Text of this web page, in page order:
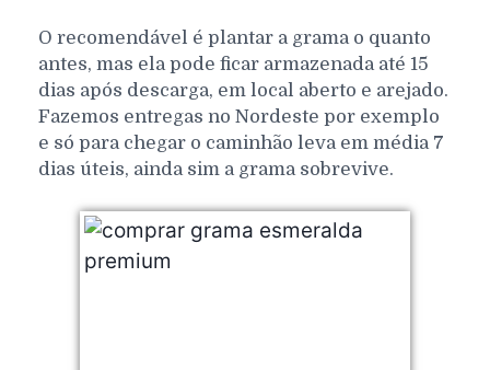
O recomendável é plantar a grama o quanto
antes, mas ela pode ficar armazenada até 15
dias após descarga, em local aberto e arejado.
Fazemos entregas no Nordeste por exemplo
e só para chegar o caminhão leva em média 7
dias úteis, ainda sim a grama sobrevive.